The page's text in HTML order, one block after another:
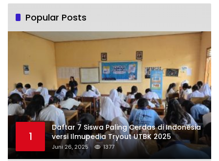
Popular Posts
1
Daftar 7 Siswa Paling Cerdas di Indonesia
versi Ilmupedia Tryout UTBK 2025
Juni 26, 2025 1377